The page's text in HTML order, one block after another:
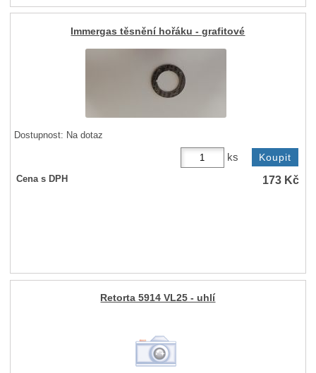
Immergas těsnění hořáku - grafitové
Dostupnost: Na dotaz
ks
Cena s DPH 173 Kč
Retorta 5914 VL25 - uhlí